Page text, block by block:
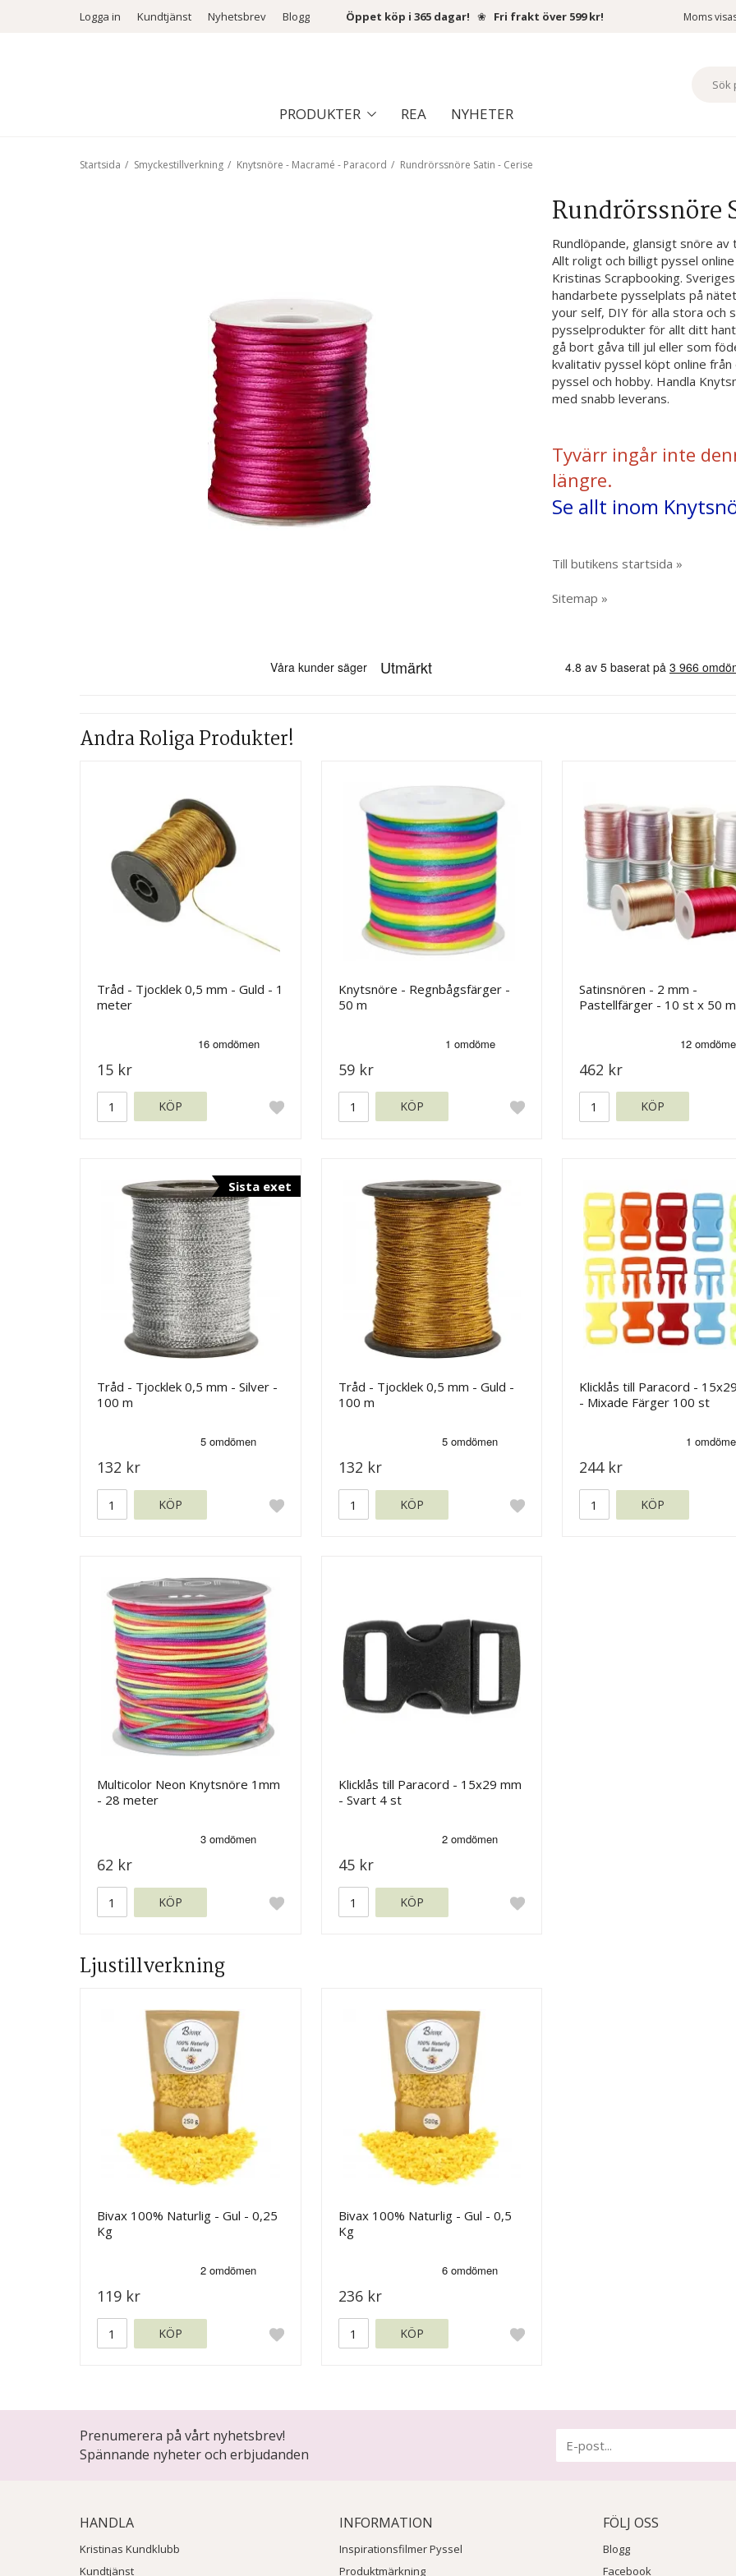
Logga in Kundtjänst Nyhetsbrev Blogg Öppet köp i 365 dagar! ❀ Fri frakt över 599 kr! Moms
PRODUKTER REA NYHETER
Startsida / Smyckestillverkning / Knytsnöre - Macramé - Paracord / Rundrörssnöre Satin - Cerise
Rundrörssnöre
Rundlöpande, glansigt snöre
Allt roligt och billigt pyssel
Kristinas Scrapbooking.
handarbete pysselplats på
your self, DIY för alla stora och
pysselprodukter för allt ditt
gå bort gåva till jul eller som
kvalitativ pyssel köpt online från
pyssel och hobby. Handla
med snabb leverans.
Tyvärr ingår inte
längre.
Se allt inom
Till butikens startsida »
Sitemap »
Andra Roliga Produkter!
Tråd - Tjocklek 0,5 mm - Guld - 1
meter
15 kr
KÖP
Knytsnöre - Regnbågsfärger -
50 m
59 kr
KÖP
Satinsnören - 2 mm -
Pastellfärger - 10 st x 50 m
462 kr
KÖP
Sista exet
Tråd - Tjocklek 0,5 mm - Silver -
100 m
132 kr
KÖP
Tråd - Tjocklek 0,5 mm - Guld -
100 m
132 kr
KÖP
Klicklås till Paracord -
- Mixade Färger 100 st
244 kr
KÖP
Multicolor Neon Knytsnöre 1mm
- 28 meter
62 kr
KÖP
Klicklås till Paracord - 15x29 mm
- Svart 4 st
45 kr
KÖP
Ljustillverkning
Bivax 100% Naturlig - Gul - 0,25
Kg
119 kr
KÖP
Bivax 100% Naturlig - Gul - 0,5
Kg
236 kr
KÖP
Prenumerera på vårt nyhetsbrev!
Spännande nyheter och erbjudanden
HANDLA
Kristinas Kundklubb
Kundtjänst
INFORMATION
Inspirationsfilmer Pyssel
Produktmärkning
FÖLJ OSS
Blogg
Facebook